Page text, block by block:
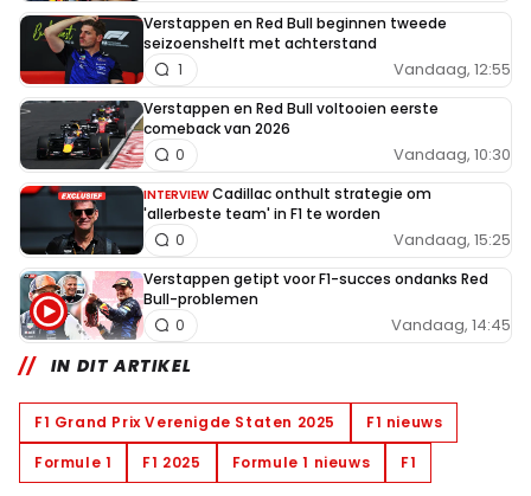
Verstappen en Red Bull beginnen tweede
seizoenshelft met achterstand
Vandaag, 12:55
1
Verstappen en Red Bull voltooien eerste
comeback van 2026
Vandaag, 10:30
0
INTERVIEW Cadillac onthult strategie om
'allerbeste team' in F1 te worden
Vandaag, 15:25
0
Verstappen getipt voor F1-succes ondanks Red
Bull-problemen
Vandaag, 14:45
0
IN DIT ARTIKEL
F1 Grand Prix Verenigde Staten 2025
F1 nieuws
Formule 1
F1 2025 Formule 1 nieuws F1